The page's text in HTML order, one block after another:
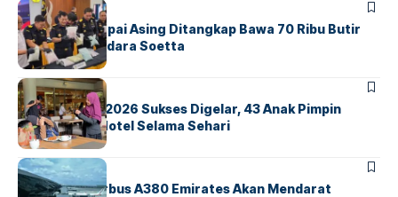
BANDARA BERITA
Kopilot Maskapai Asing Ditangkap Bawa 70 Ribu Butir
Ekstasi di Bandara Soetta
BERITAINDEX
GM For A Day 2026 Sukses Digelar, 43 Anak Pimpin
Operasional Hotel Selama Sehari
BANDARA BERITA
8 Agustus, Airbus A380 Emirates Akan Mendarat